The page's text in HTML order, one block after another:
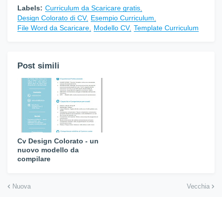
Labels: Curriculum da Scaricare gratis
Design Colorato di CV
Esempio Curriculum
File Word da Scaricare
Modello CV Template Curriculum
Post simili
Cv Design Colorato - un
nuovo modello da
compilare
Nuova Vecchia